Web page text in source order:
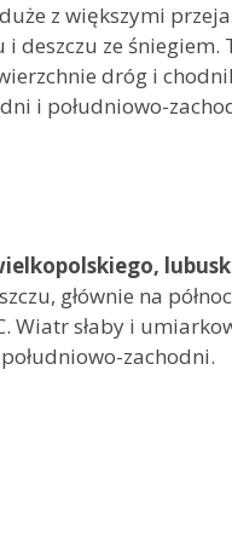
z większymi
deszczu ze
dróg i
i południowo-
głównie na
Wiatr słaby i
zachodni.